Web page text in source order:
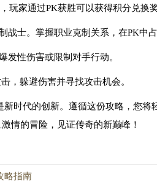
玩家通过PK获胜可以获得积分兑换奖
士。掌握职业克制关系，在PK中占
发性伤害或限制对手行动。
，躲避伤害并寻找攻击机会。
新时代的创新。遵循这份攻略，您
情的冒险，见证传奇的新巅峰！
略指南